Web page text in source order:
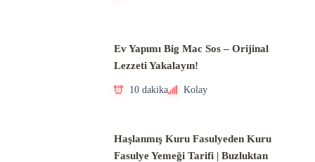
Ev Yapımı Big Mac Sos – Orijinal
Lezzeti Yakalayın!
10 dakika Kolay
Haşlanmış Kuru Fasulyeden Kuru
Fasulye Yemeği Tarifi | Buzluktan